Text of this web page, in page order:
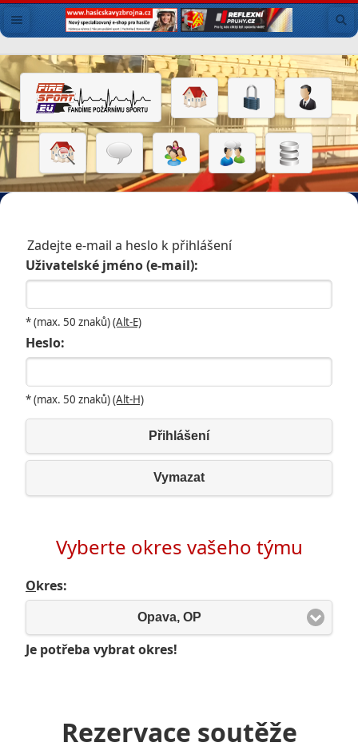
Zadejte e-mail a heslo k přihlášení
Uživatelské jméno (e-mail):
* (max. 50 znaků)(Alt-E)
Heslo:
* (max. 50 znaků)(Alt-H)
Přihlášení
Vymazat
Vyberte okres vašeho týmu
Okres:
Opava, OP
Je potřeba vybrat okres!
Rezervace soutěže